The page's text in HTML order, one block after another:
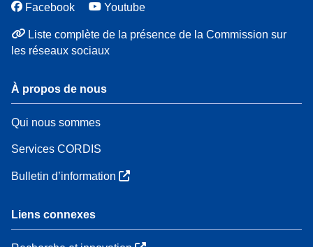
Facebook Youtube
Liste complète de la présence de la Commission sur
les réseaux sociaux
À propos de nous
Qui nous sommes
Services CORDIS
Bulletin d’information
Liens connexes